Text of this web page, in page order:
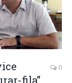
fila”
0